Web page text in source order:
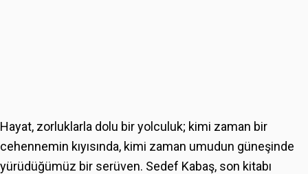
Hayat, zorluklarla dolu bir yolculuk; kimi zaman bir
cehennemin kıyısında, kimi zaman umudun güneşinde
yürüdüğümüz bir serüven. Sedef Kabaş, son kitabı